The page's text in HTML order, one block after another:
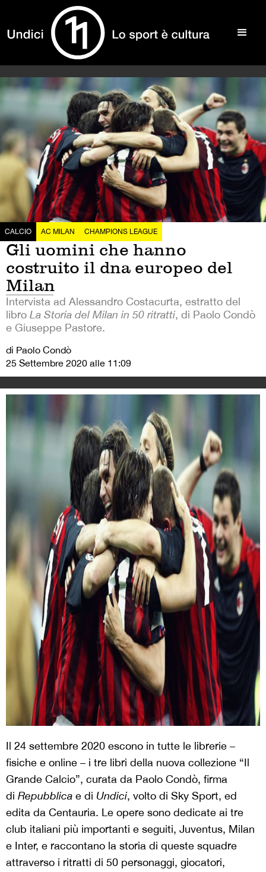
CALCIO AC MILAN CHAMPIONS LEAGUE
Gli uomini che hanno
costruito il dna europeo del
Milan
Intervista ad Alessandro Costacurta, estratto del
libro La Storia del Milan in 50 ritratti, di Paolo Condò
e Giuseppe Pastore.
di Paolo Condò
25 Settembre 2020 alle 11:09
Il 24 settembre 2020 escono in tutte le librerie –
fisiche e online – i tre libri della nuova collezione “Il
Grande Calcio”, curata da Paolo Condò, firma
di Repubblica e di Undici, volto di Sky Sport, ed
edita da Centauria. Le opere sono dedicate ai tre
club italiani più importanti e seguiti, Juventus, Milan
e Inter, e raccontano la storia di queste squadre
attraverso i ritratti di 50 personaggi, giocatori,